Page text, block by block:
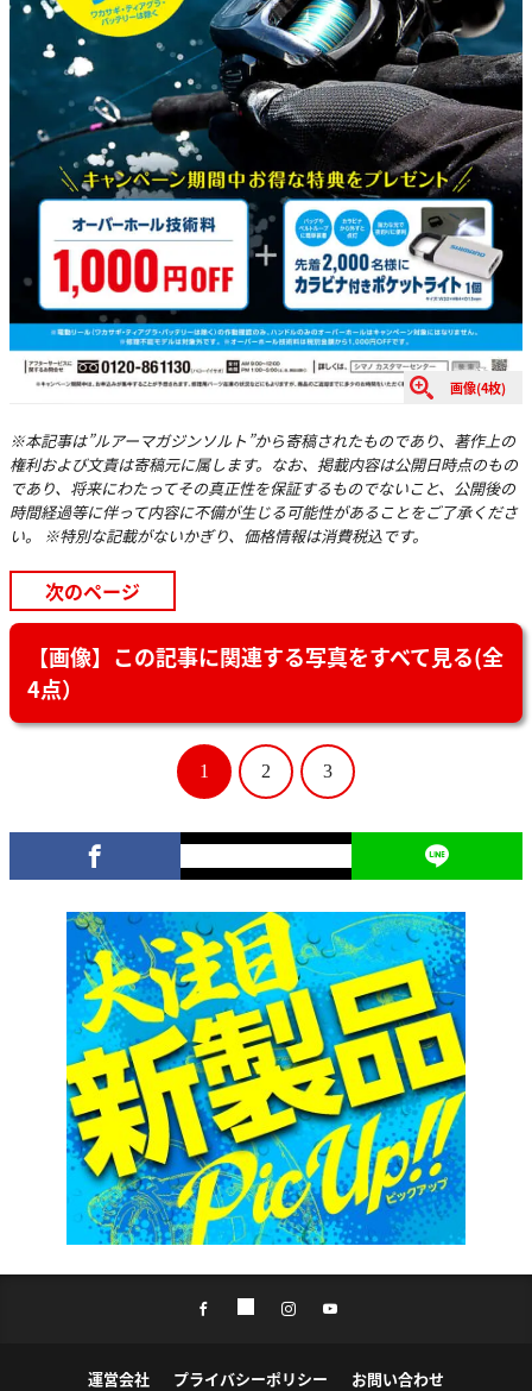
画像(4枚)
※本記事は”ルアーマガジンソルト”から寄稿されたものであり、著作上の
権利および文責は寄稿元に属します。なお、掲載内容は公開日時点のもの
であり、将来にわたってその真正性を保証するものでないこと、公開後の
時間経過等に伴って内容に不備が生じる可能性があることをご了承くださ
い。 ※特別な記載がないかぎり、価格情報は消費税込です。
次のページ
【画像】この記事に関連する写真をすべて見る(全
4点）
1 2 3
運営会社 プライバシーポリシー お問い合わせ